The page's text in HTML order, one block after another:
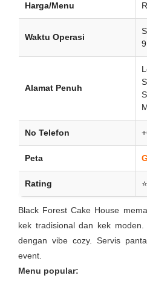
Harga/Menu
Waktu Operasi
Alamat Penuh
No Telefon
Peta
Rating
Black Forest Cake House
kek tradisional dan kek moden.
dengan vibe cozy. Servis
event.
Menu popular: